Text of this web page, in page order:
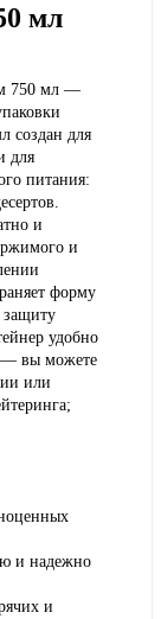
мл
750 мл —
создан для
для
питания:
и
и
форму
удобно
— вы можете
или
и надежно
и